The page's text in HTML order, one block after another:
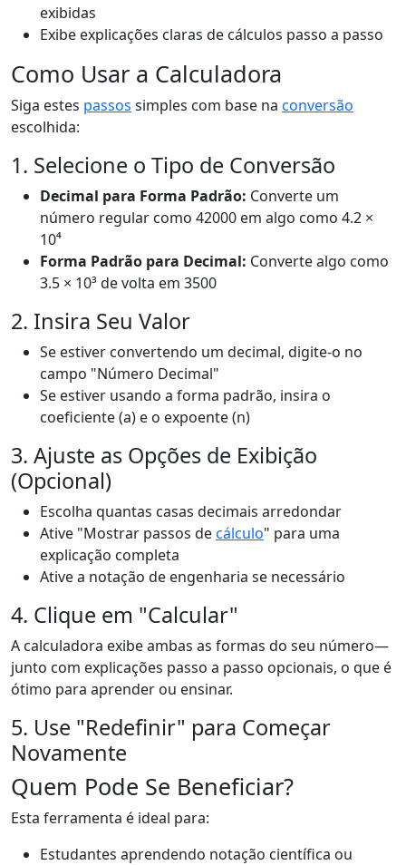
exibidas
Exibe explicações claras de cálculos passo a passo
Como Usar a Calculadora
Siga estes passos simples com base na conversão
escolhida:
1. Selecione o Tipo de Conversão
Decimal para Forma Padrão: Converte um
número regular como 42000 em algo como 4.2 ×
10⁴
Forma Padrão para Decimal: Converte algo como
3.5 × 10³ de volta em 3500
2. Insira Seu Valor
Se estiver convertendo um decimal, digite-o no
campo "Número Decimal"
Se estiver usando a forma padrão, insira o
coeficiente (a) e o expoente (n)
3. Ajuste as Opções de Exibição
(Opcional)
Escolha quantas casas decimais arredondar
Ative "Mostrar passos decálculo" para uma
explicação completa
Ative a notação de engenharia se necessário
4. Clique em "Calcular"
A calculadora exibe ambas as formas do seu número—
junto com explicações passo a passo opcionais, o que é
ótimo para aprender ou ensinar.
5. Use "Redefinir" para Começar
Novamente
Quem Pode Se Beneficiar?
Esta ferramenta é ideal para:
Estudantes aprendendo notação científica ou